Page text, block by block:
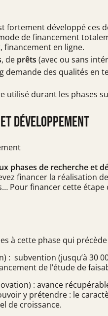
fortement développé ces
de financement
en ligne.
, de prêts(avec ou sans
demande des qualités en
durant les phases
développement
phases de recherche et
financer la réalisation
Pour financer cette
à cette phase qui
: subvention (jusqu’à30
de l’étude de
: avance
y prétendre : le
de croissance.